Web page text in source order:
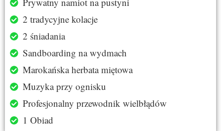
2 tradycyjne kolacje
2 śniadania
Sandboarding na wydmach
Marokańska herbata miętowa
Muzyka przy ognisku
Profesjonalny przewodnik wielbłądów
1 Obiad